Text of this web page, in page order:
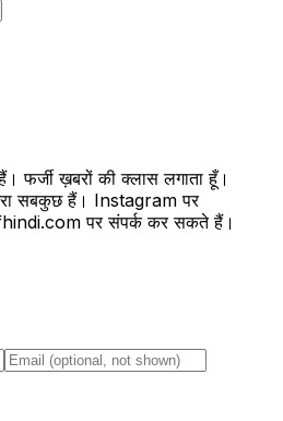
फर्जी ख़बरों की क्लास लगाता हूँ।
सबकुछ हैं। Instagram पर
पर संपर्क कर सकते हैं।